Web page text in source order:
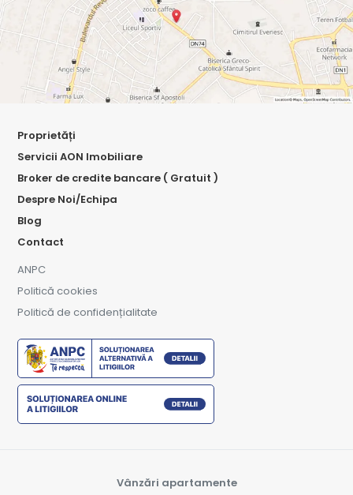
Proprietăți
Servicii AON Imobiliare
Broker de credite bancare ( Gratuit )
Despre Noi/Echipa
Blog
Contact
ANPC
Politică cookies
Politică de confidențialitate
Vânzări apartamente